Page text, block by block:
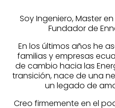
Soy Ingeniero, Master
Fundador de
En los últimos años he
familias y empresas
de cambio hacia las
transición, nace de una
un legado de
Creo firmemente en el